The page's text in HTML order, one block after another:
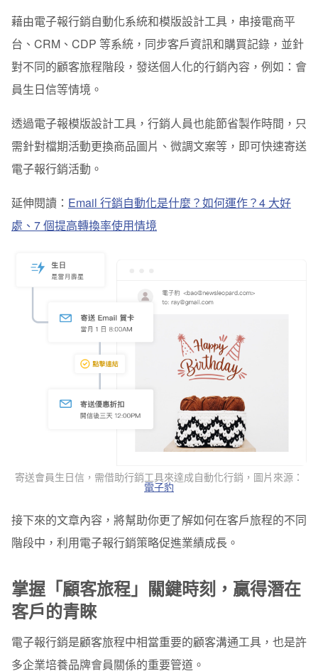
藉由電子報行銷自動化系統和模版設計工具，串接電商平
台、CRM、CDP 等系統，同步客戶資訊和購買記錄，並針
對不同的顧客旅程階段，發送個人化的行銷內容，例如：會
員生日信等情境。
透過電子報模版設計工具，行銷人員也能節省製作時間，只
需針對檔期活動更換商品圖片、微調文案等，即可快速寄送
電子報行銷活動。
延伸閱讀： Email 行銷自動化是什麼？如何運作？4 大好
處、7 個提高轉換率使用情境
寄送會員生日信，需借助行銷工具來達成自動化行銷，圖片來源：
電子豹
接下來的文章內容，將幫助你更了解如何在客戶旅程的不同
階段中，利用電子報行銷策略促進業績成長。
掌握「顧客旅程」關鍵時刻，贏得潛在
客戶的青睞
電子報行銷是顧客旅程中相當重要的顧客溝通工具，也是許
多企業培養品牌會員關係的重要管道。